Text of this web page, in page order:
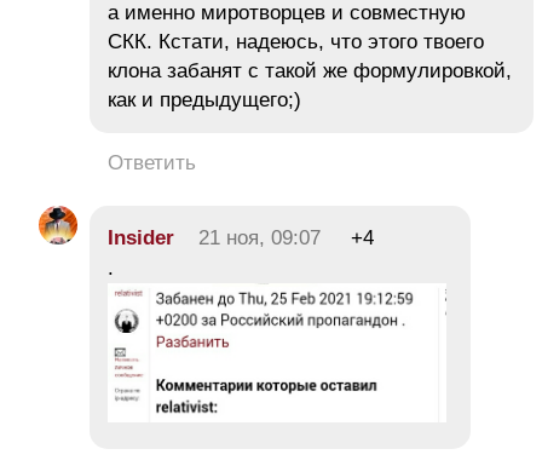
а именно миротворцев и совместную
СКК. Кстати, надеюсь, что этого твоего
клона забанят с такой же формулировкой,
как и предыдущего;)
Ответить
Insider 21 ноя, 09:07
+4
.